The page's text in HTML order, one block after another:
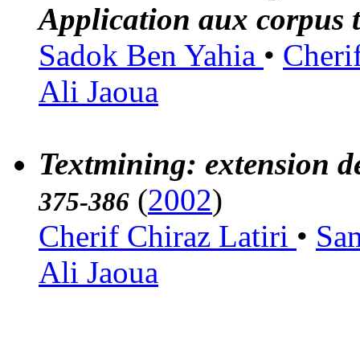
Application aux corpus
Sadok Ben Yahia •
Ali Jaoua
Textmining: extension
375-386 (2002)
Cherif Chiraz Latiri •
Ali Jaoua